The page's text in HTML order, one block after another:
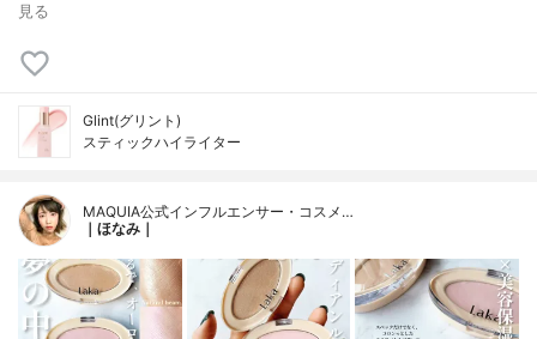
見る
Glint(グリント)
スティックハイライター
MAQUIA公式インフルエンサー・コスメ…
｜ほなみ｜